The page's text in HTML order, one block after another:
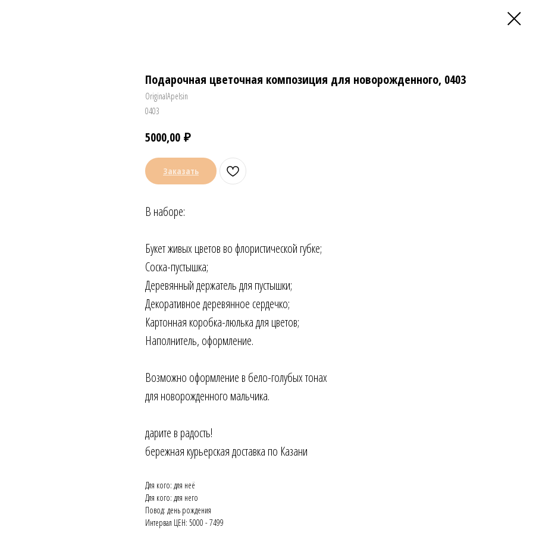
Подарочная цветочная композиция для новорожденного, 0403
OriginalApelsin
0403
5000,00 ₽
Заказать
В наборе:
Букет живых цветов во флористической губке;
Соска-пустышка;
Деревянный держатель для пустышки;
Декоративное деревянное сердечко;
Картонная коробка-люлька для цветов;
Наполнитель, оформление.
Возможно оформление в бело-голубых тонах
для новорожденного мальчика.
дарите в радость!
бережная курьерская доставка по Казани
Для кого: для неё
Для кого: для него
Повод: день рождения
Интервал ЦЕН: 5000 - 7499